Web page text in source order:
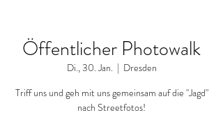
Öffentlicher Photowalk
Di., 30. Jan.
  |
Dresden
Triff uns und geh mit uns gemeinsam auf die "Jagd"
nach Streetfotos!